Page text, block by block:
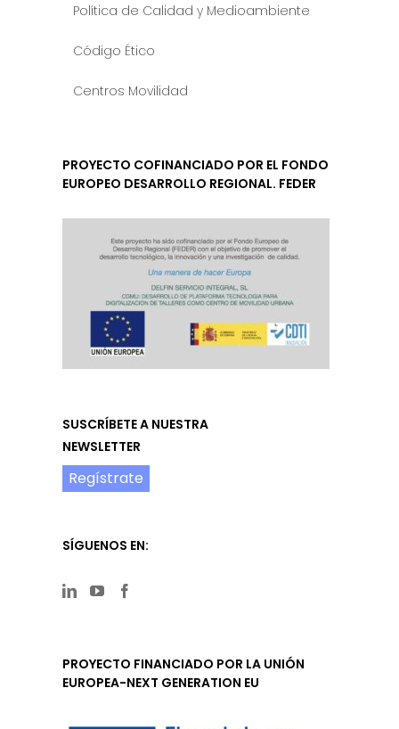
Política de Calidad y Medioambiente
Código Ético
Centros Movilidad
PROYECTO COFINANCIADO POR EL FONDO
EUROPEO DESARROLLO REGIONAL. FEDER
SUSCRÍBETE A NUESTRA
NEWSLETTER
Regístrate
SÍGUENOS EN:
PROYECTO FINANCIADO POR LA UNIÓN
EUROPEA-NEXT GENERATION EU